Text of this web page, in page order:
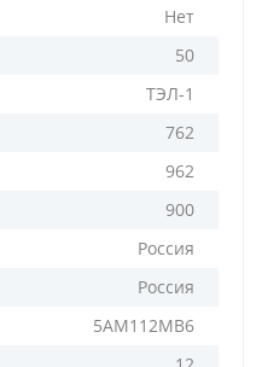
Нет
50
ТЭЛ-1
762
962
900
Россия
Россия
5АМ112МВ6